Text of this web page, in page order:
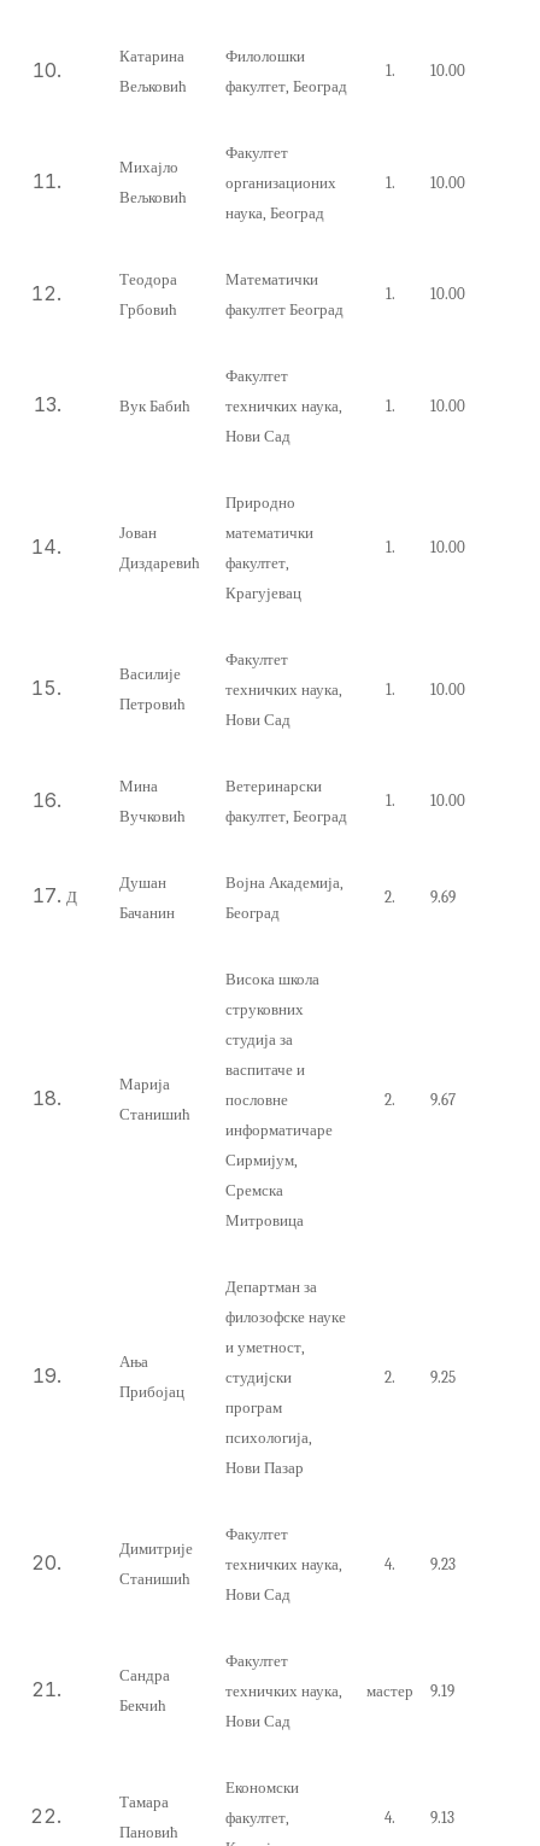
Катарина
Вељковић
Филолошки
факултет, Београд
1. 10.00
Михајло
Вељковић
Факултет
организационих
наука, Београд
1. 10.00
Теодора
Грбовић
Математички
факултет Београд
1. 10.00
Вук Бабић
Факултет
техничких наука,
Нови Сад
1. 10.00
Јован
Диздаревић
Природно
математички
факултет,
Крагујевац
1. 10.00
Василије
Петровић
Факултет
техничких наука,
Нови Сад
1. 10.00
Мина
Вучковић
Ветеринарски
факултет, Београд
1. 10.00
Д
Душан
Бачанин
Војна Академија,
Београд
2. 9.69
Марија
Станишић
Висока школа
струковних
студија за
васпитаче и
пословне
информатичаре
Сирмијум,
Сремска
Митровица
2. 9.67
Ања
Прибојац
Департман за
филозофске науке
и уметност,
студијски
програм
психологија,
Нови Пазар
2. 9.25
Димитрије
Станишић
Факултет
техничких наука,
Нови Сад
4. 9.23
Сандра
Бекчић
Факултет
техничких наука,
Нови Сад
мастер 9.19
Тамара
Пановић
Економски
факултет,
4. 9.13